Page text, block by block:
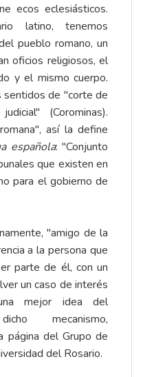
ecos eclesiásticos.
latino, tenemos
pueblo romano, un
oficios religiosos, el
y el mismo cuerpo.
sentidos de "corte de
(Corominas).
así la define
española: "Conjunto
que existen en
para el gobierno de
"amigo de la
a la persona que
parte de él, con un
un caso de interés
mejor idea del
mecanismo,
página del Grupo de
del Rosario.